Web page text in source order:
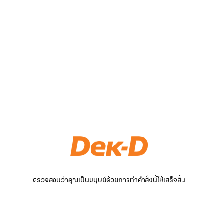
ตรวจสอบว่าคุณเป็นมนุษย์ด้วยการทำคำสั่งนี้ให้เสร็จสิ้น